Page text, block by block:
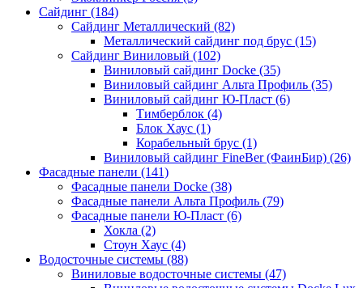
Сайдинг (184)
Сайдинг Металлический (82)
Металлический сайдинг под брус (15)
Сайдинг Виниловый (102)
Виниловый сайдинг Docke (35)
Виниловый сайдинг Альта Профиль (35)
Виниловый сайдинг Ю-Пласт (6)
Тимберблок (4)
Блок Хаус (1)
Корабельный брус (1)
Виниловый сайдинг FineBer (ФаинБир) (26)
Фасадные панели (141)
Фасадные панели Docke (38)
Фасадные панели Альта Профиль (79)
Фасадные панели Ю-Пласт (6)
Хокла (2)
Стоун Хаус (4)
Водосточные системы (88)
Виниловые водосточные системы (47)